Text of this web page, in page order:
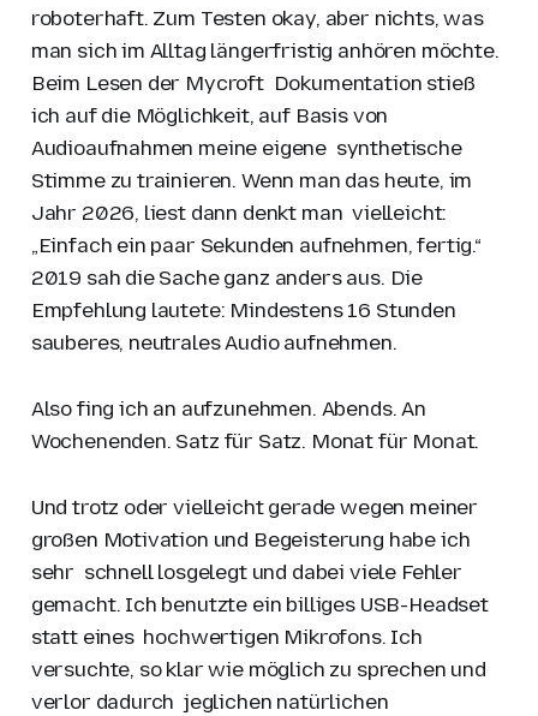
roboterhaft. Zum Testen okay, aber nichts, was
man sich im Alltag längerfristig anhören möchte.
Beim Lesen der Mycroft Dokumentation stieß
ich auf die Möglichkeit, auf Basis von
Audioaufnahmen meine eigene synthetische
Stimme zu trainieren. Wenn man das heute, im
Jahr 2026, liest dann denkt man vielleicht:
„Einfach ein paar Sekunden aufnehmen, fertig.“
2019 sah die Sache ganz anders aus. Die
Empfehlung lautete: Mindestens 16 Stunden
sauberes, neutrales Audio aufnehmen.
Also fing ich an aufzunehmen. Abends. An
Wochenenden. Satz für Satz. Monat für Monat.
Und trotz oder vielleicht gerade wegen meiner
großen Motivation und Begeisterung habe ich
sehr schnell losgelegt und dabei viele Fehler
gemacht. Ich benutzte ein billiges USB-Headset
statt eines hochwertigen Mikrofons. Ich
versuchte, so klar wie möglich zu sprechen und
verlor dadurch jeglichen natürlichen